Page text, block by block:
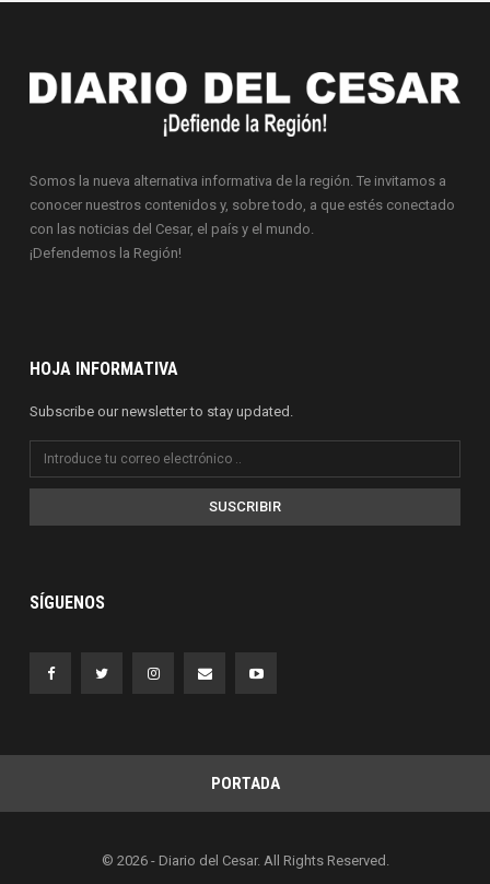
Somos la nueva alternativa informativa de la región. Te invitamos a
conocer nuestros contenidos y, sobre todo, a que estés conectado
con las noticias del Cesar, el país y el mundo.
¡Defendemos la Región!
HOJA INFORMATIVA
Subscribe our newsletter to stay updated.
SUSCRIBIR
SÍGUENOS
PORTADA
© 2026 - Diario del Cesar. All Rights Reserved.